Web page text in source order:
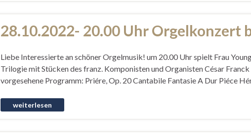
28.10.2022- 20.00 Uhr Orgelkonzert
Liebe Interessierte an schöner Orgelmusik! um 20.00 Uhr spielt Frau
Trilogie mit Stücken des franz. Komponisten und Organisten César
vorgesehene Programm: Priére, Op. 20 Cantabile Fantasie A Dur Piéce